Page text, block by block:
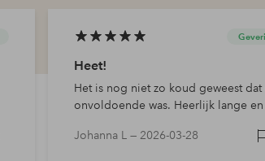
Heet!
Het is nog niet zo koud geweest dat
onvoldoende was. Heerlijk lange
Johanna L —2026-03-28